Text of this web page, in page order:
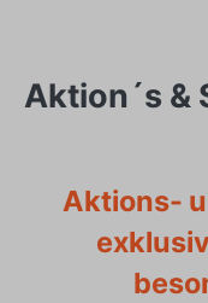
Aktion´s &
Aktions-